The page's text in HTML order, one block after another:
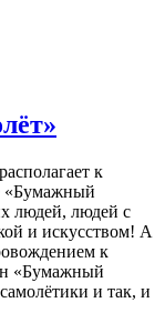
к
«Бумажный
людей, людей с
и искусством! А
к
«Бумажный
и так, и